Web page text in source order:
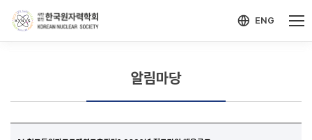
ENG
알림마당